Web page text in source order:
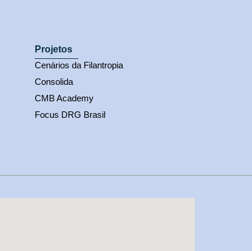
Projetos
Cenários da Filantropia
Consolida
CMB Academy
Focus DRG Brasil